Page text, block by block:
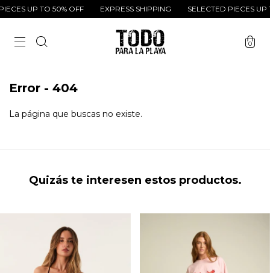
UP TO 50% OFF EXPRESS SHIPPING SELECTED PIECES UP
0
Error - 404
La página que buscas no existe.
Quizás te interesen estos productos.